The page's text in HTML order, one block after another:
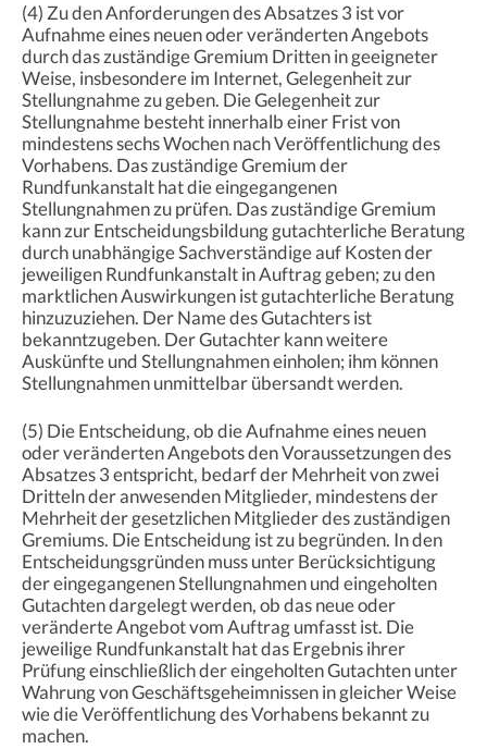
(4) Zu den Anforderungen des Absatzes 3 ist vor
Aufnahme eines neuen oder veränderten Angebots
durch das zuständige Gremium Dritten in geeigneter
Weise, insbesondere im Internet, Gelegenheit zur
Stellungnahme zu geben. Die Gelegenheit zur
Stellungnahme besteht innerhalb einer Frist von
mindestens sechs Wochen nach Veröffentlichung des
Vorhabens. Das zuständige Gremium der
Rundfunkanstalt hat die eingegangenen
Stellungnahmen zu prüfen. Das zuständige Gremium
kann zur Entscheidungsbildung gutachterliche Beratung
durch unabhängige Sachverständige auf Kosten der
jeweiligen Rundfunkanstalt in Auftrag geben; zu den
marktlichen Auswirkungen ist gutachterliche Beratung
hinzuzuziehen. Der Name des Gutachters ist
bekanntzugeben. Der Gutachter kann weitere
Auskünfte und Stellungnahmen einholen; ihm können
Stellungnahmen unmittelbar übersandt werden.
(5) Die Entscheidung, ob die Aufnahme eines neuen
oder veränderten Angebots den Voraussetzungen des
Absatzes 3 entspricht, bedarf der Mehrheit von zwei
Dritteln der anwesenden Mitglieder, mindestens der
Mehrheit der gesetzlichen Mitglieder des zuständigen
Gremiums. Die Entscheidung ist zu begründen. In den
Entscheidungsgründen muss unter Berücksichtigung
der eingegangenen Stellungnahmen und eingeholten
Gutachten dargelegt werden, ob das neue oder
veränderte Angebot vom Auftrag umfasst ist. Die
jeweilige Rundfunkanstalt hat das Ergebnis ihrer
Prüfung einschließlich der eingeholten Gutachten unter
Wahrung von Geschäftsgeheimnissen in gleicher Weise
wie die Veröffentlichung des Vorhabens bekannt zu
machen.